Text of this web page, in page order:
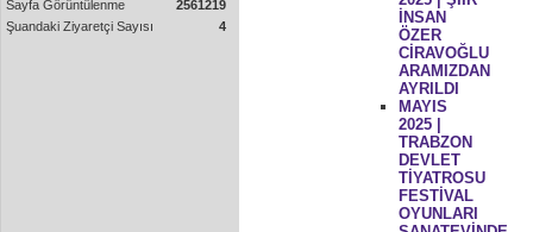
Sayfa Görüntülenme
2561219
Şuandaki Ziyaretçi Sayısı
4
İNSAN
ÖZER
CİRAVOĞLU
ARAMIZDAN
AYRILDI
MAYIS
2025 |
TRABZON
DEVLET
TİYATROSU
FESTİVAL
OYUNLARI